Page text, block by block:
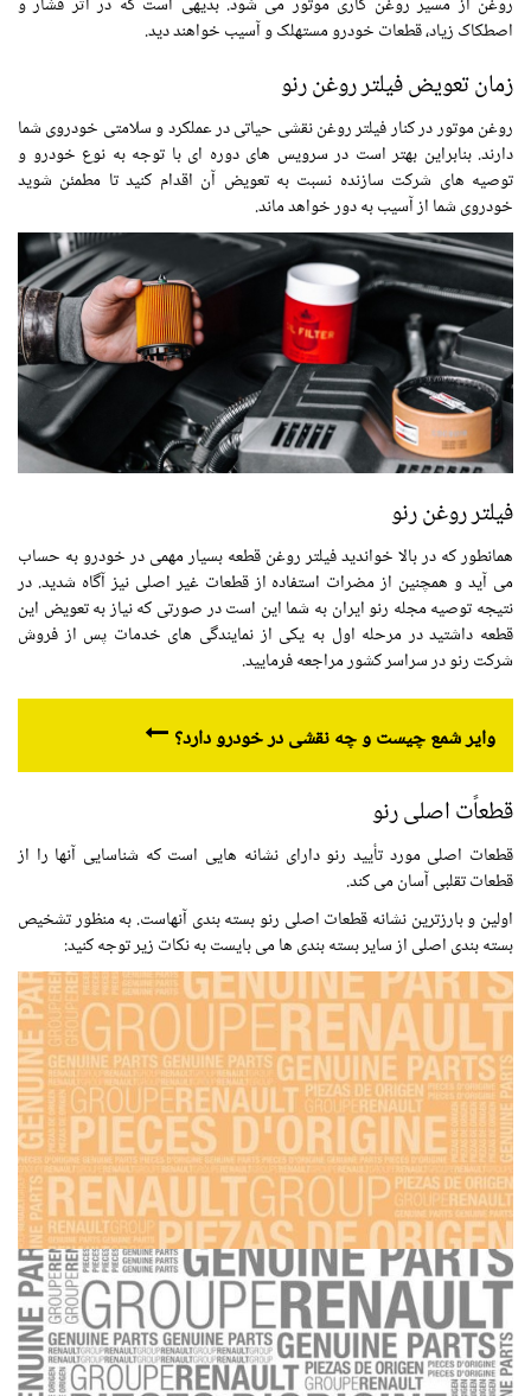
اصطکاک زیاد، قطعات خودرو مستهلک و آسیب خواهند دید.
زمان تعویض فیلتر روغن رنو
روغن موتور در کنار فیلتر روغن نقشی حیاتی در عملکرد و سلامتی خودروی شما
دارند. بنابراین بهتر است در سرویس های دوره ای با توجه به نوع خودرو و
توصیه های شرکت سازنده نسبت به تعویض آن اقدام کنید تا مطمئن شوید
خودروی شما از آسیب به دور خواهد ماند.
فیلتر روغن رنو
همانطور که در بالا خواندید فیلتر روغن قطعه بسیار مهمی در خودرو به حساب
می آید و همچنین از مضرات استفاده از قطعات غیر اصلی نیز آگاه شدید. در
نتیجه توصیه مجله رنو ایران به شما این است در صورتی که نیاز به تعویض این
قطعه داشتید در مرحله اول به یکی از نمایندگی های خدمات پس از فروش
شرکت رنو در سراسر کشور مراجعه فرمایید.
وایر شمع چیست و چه نقشی در خودرو دارد؟
قطعاًت اصلی رنو
قطعات اصلی مورد تأیید رنو دارای نشانه هایی است که شناسایی آنها را از
قطعات تقلبی آسان می کند.
اولین و بارزترین نشانه قطعات اصلی رنو بسته بندی آنهاست. به منظور تشخیص
بسته بندی اصلی از سایر بسته بندی ها می بایست به نکات زیر توجه کنید: